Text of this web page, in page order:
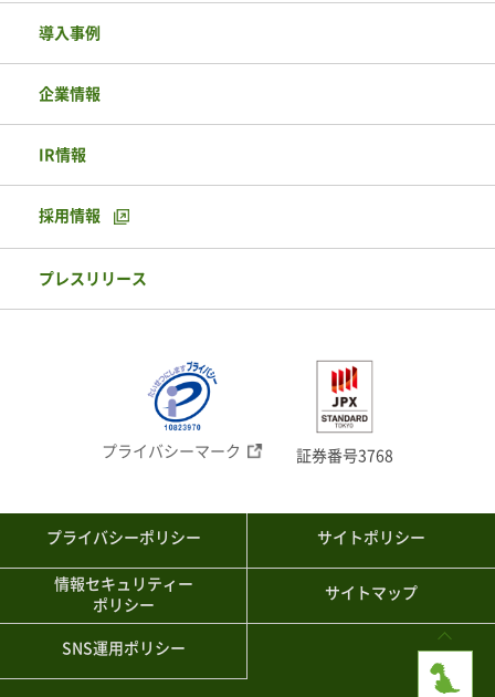
導入事例
企業情報
IR情報
採用情報
プレスリリース
プライバシーマーク 証券番号3768
プライバシーポリシー
情報セキュリティー
ポリシー
SNS運用ポリシー
サイトポリシー
サイトマップ